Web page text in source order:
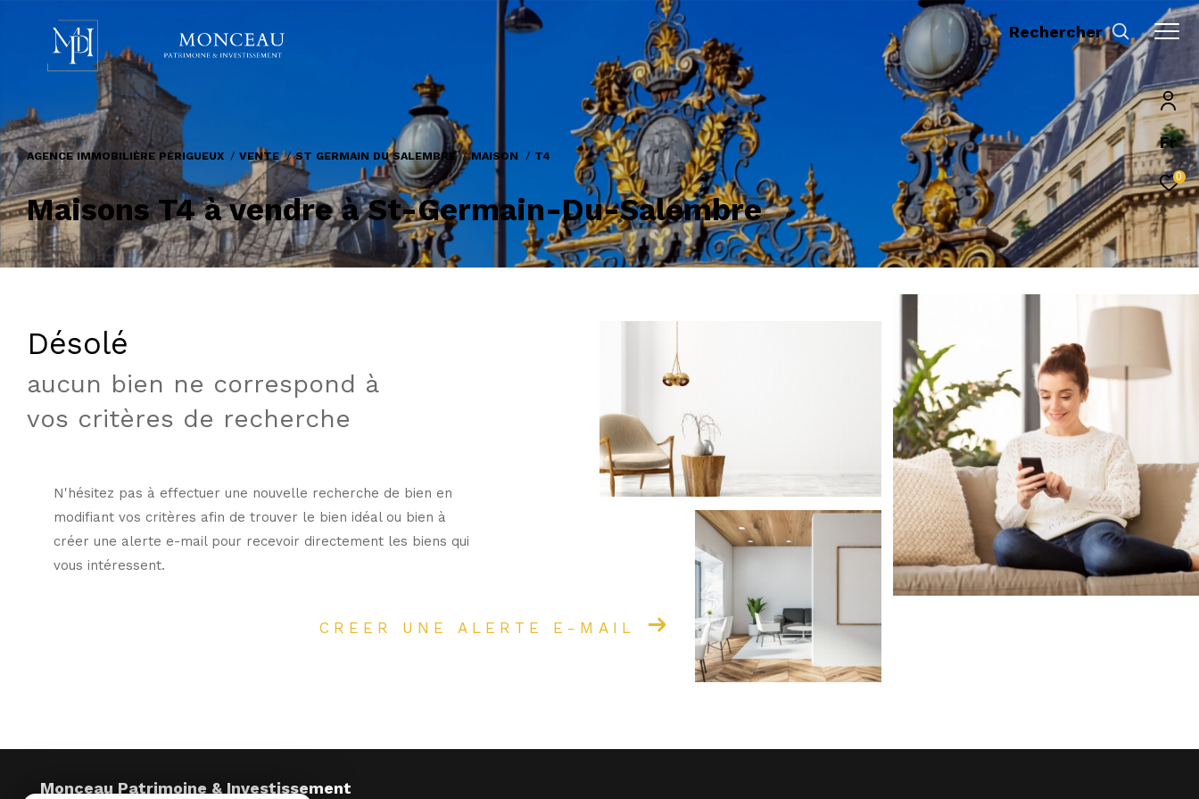
Fr
0
Rechercher
AGENCE IMMOBILIÈRE PÉRIGUEUX VENTE ST GERMAIN DU SALEMBRE MAISON T4
Maisons T4 à vendre à St-Germain-Du-Salembre
Désolé
aucun bien ne correspond à
vos critères de recherche
N'hésitez pas à effectuer une nouvelle recherche de bien en
modifiant vos critères afin de trouver le bien idéal ou bien à
créer une alerte e-mail pour recevoir directement les biens qui
vous intéressent.
CREER UNE ALERTE E-MAIL
Monceau Patrimoine & Investissement